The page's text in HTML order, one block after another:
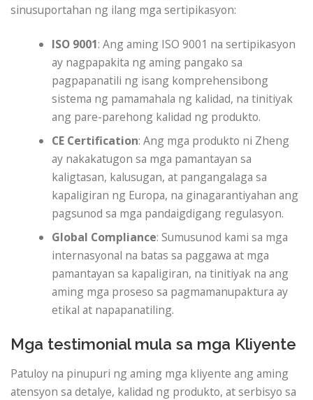
sinusuportahan ng ilang mga sertipikasyon:
ISO 9001: Ang aming ISO 9001 na sertipikasyon
ay nagpapakita ng aming pangako sa
pagpapanatili ng isang komprehensibong
sistema ng pamamahala ng kalidad, na tinitiyak
ang pare-parehong kalidad ng produkto.
CE Certification: Ang mga produkto ni Zheng
ay nakakatugon sa mga pamantayan sa
kaligtasan, kalusugan, at pangangalaga sa
kapaligiran ng Europa, na ginagarantiyahan ang
pagsunod sa mga pandaigdigang regulasyon.
Global Compliance: Sumusunod kami sa mga
internasyonal na batas sa paggawa at mga
pamantayan sa kapaligiran, na tinitiyak na ang
aming mga proseso sa pagmamanupaktura ay
etikal at napapanatiling.
Mga testimonial mula sa mga Kliyente
Patuloy na pinupuri ng aming mga kliyente ang aming
atensyon sa detalye, kalidad ng produkto, at serbisyo sa